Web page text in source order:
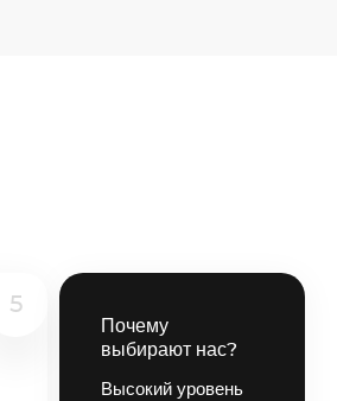
5
Почему
выбирают нас?
Высокий уровень